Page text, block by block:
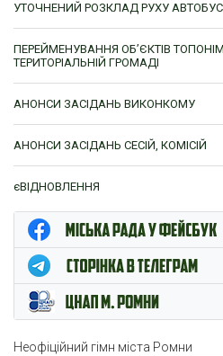
УТОЧНЕНИЙ РОЗКЛАД РУХУ
ПЕРЕЙМЕНУВАННЯ ОБ’ЄКТІВ
ТЕРИТОРІАЛЬНІЙ ГРОМАДІ
АНОНСИ ЗАСІДАНЬ ВИКОНКОМУ
АНОНСИ ЗАСІДАНЬ СЕСІЙ, КОМІСІЙ
єВІДНОВЛЕННЯ
ЦНАП м. Ромни
Неофіційний гімн міста Ромни